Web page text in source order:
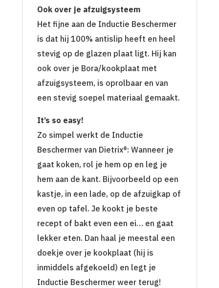
Ook over je afzuigsysteem
Het fijne aan de Inductie Beschermer
is dat hij 100% antislip heeft en heel
stevig op de glazen plaat ligt. Hij kan
ook over je Bora/kookplaat met
afzuigsysteem, is oprolbaar en van
een stevig soepel materiaal gemaakt.
It’s so easy!
Zo simpel werkt de Inductie
Beschermer van Dietrix®: Wanneer je
gaat koken, rol je hem op en leg je
hem aan de kant. Bijvoorbeeld op een
kastje, in een lade, op de afzuigkap of
even op tafel. Je kookt je beste
recept of bakt even een ei… en gaat
lekker eten. Dan haal je meestal een
doekje over je kookplaat (hij is
inmiddels afgekoeld) en legt je
Inductie Beschermer weer terug!